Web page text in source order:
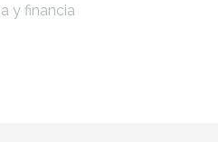
y financia